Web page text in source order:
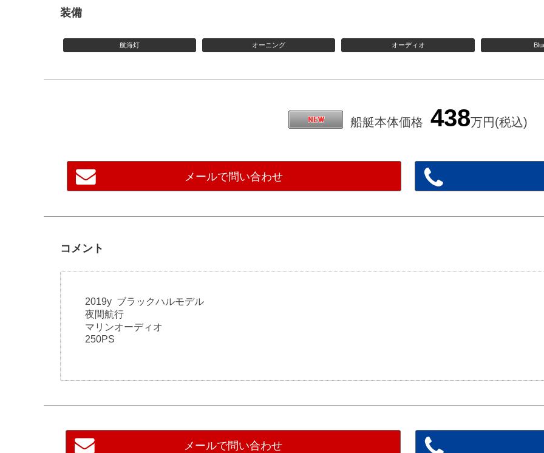
装備
航海灯 オーニング オーディオ
船艇本体価格 438万円(税込)
メールで問い合わせ
コメント
2019y ブラックハルモデル
夜間航行
マリンオーディオ
250PS
メールで問い合わせ